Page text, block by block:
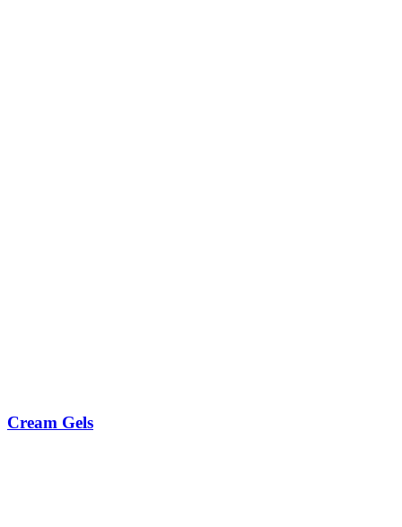
Cream Gels